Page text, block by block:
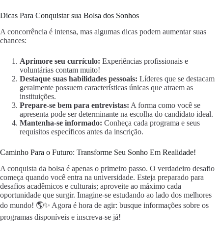
Dicas Para Conquistar sua Bolsa dos Sonhos
A concorrência é intensa, mas algumas dicas podem aumentar suas
chances:
Aprimore seu currículo: Experiências profissionais e
voluntárias contam muito!
Destaque suas habilidades pessoais: Líderes que se destacam
geralmente possuem características únicas que atraem as
instituições.
Prepare-se bem para entrevistas: A forma como você se
apresenta pode ser determinante na escolha do candidato ideal.
Mantenha-se informado: Conheça cada programa e seus
requisitos específicos antes da inscrição.
Caminho Para o Futuro: Transforme Seu Sonho Em Realidade!
A conquista da bolsa é apenas o primeiro passo. O verdadeiro desafio
começa quando você entra na universidade. Esteja preparado para
desafios acadêmicos e culturais; aproveite ao máximo cada
oportunidade que surgir. Imagine-se estudando ao lado dos melhores
do mundo! 🌎✨ Agora é hora de agir: busque informações sobre os
programas disponíveis e inscreva-se já!